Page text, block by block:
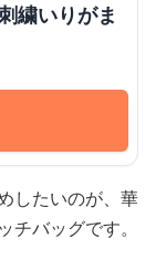
繍いりがま
したいのが、華
バッグです。